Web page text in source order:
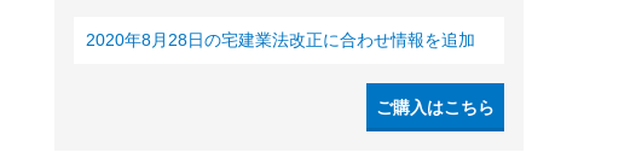
2020年8月28日の宅建業法改正に合わせ情報を追加
ご購入はこちら